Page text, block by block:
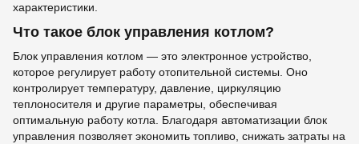
характеристики.
Что такое блок управления котлом?
Блок управления котлом — это электронное устройство,
которое регулирует работу отопительной системы. Оно
контролирует температуру, давление, циркуляцию
теплоносителя и другие параметры, обеспечивая
оптимальную работу котла. Благодаря автоматизации блок
управления позволяет экономить топливо, снижать затраты на